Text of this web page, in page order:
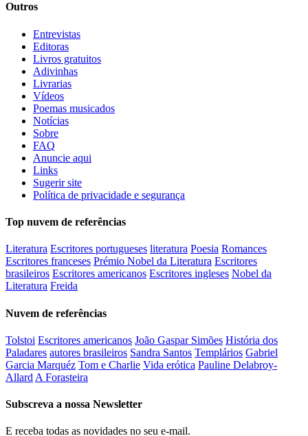
Outros
Entrevistas
Editoras
Livros gratuitos
Adivinhas
Livrarias
Vídeos
Poemas musicados
Notícias
Sobre
FAQ
Anuncie aqui
Links
Sugerir site
Política de privacidade e segurança
Top nuvem de referências
Literatura Escritores portugueses literatura Poesia Romances
Escritores franceses Prémio Nobel da Literatura Escritores
brasileiros Escritores americanos Escritores ingleses Nobel da
Literatura Freida
Nuvem de referências
Tolstoi Escritores americanos João Gaspar Simões História dos
Paladares autores brasileiros Sandra Santos Templários Gabriel
Garcia Marquéz Tom e Charlie Vida erótica Pauline Delabroy-
Allard A Forasteira
Subscreva a nossa Newsletter
E receba todas as novidades no seu e-mail.